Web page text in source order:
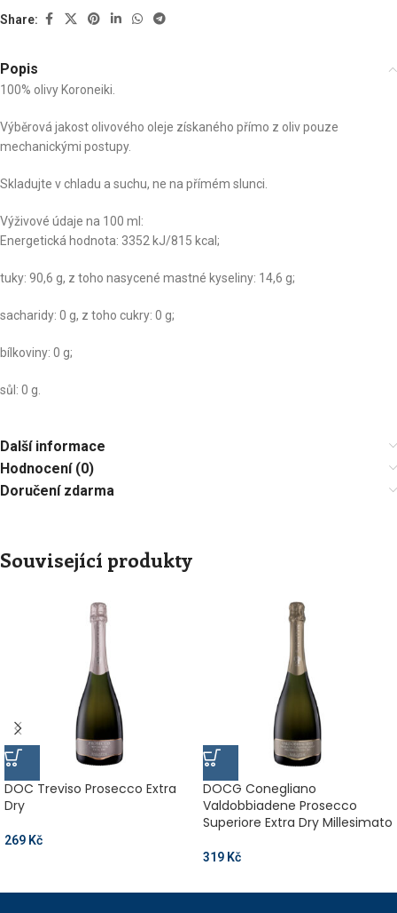
Share:
Popis
100% olivy Koroneiki.
Výběrová jakost olivového oleje získaného přímo z oliv pouze
mechanickými postupy.
Skladujte v chladu a suchu, ne na přímém slunci.
Výživové údaje na 100 ml:
Energetická hodnota: 3352 kJ/815 kcal;
tuky: 90,6 g, z toho nasycené mastné kyseliny: 14,6 g;
sacharidy: 0 g, z toho cukry: 0 g;
bílkoviny: 0 g;
sůl: 0 g.
Další informace
Hodnocení (0)
Doručení zdarma
Související produkty
DOC Treviso Prosecco Extra
Dry
269 Kč
DOCG Conegliano
Valdobbiadene Prosecco
Superiore Extra Dry Millesimato
319 Kč